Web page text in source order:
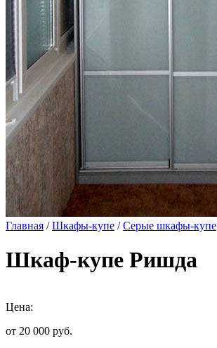
Главная /Шкафы-купе /Серые шкафы-купе
Шкаф-купе Ришда
Цена:
от 20 000 руб.